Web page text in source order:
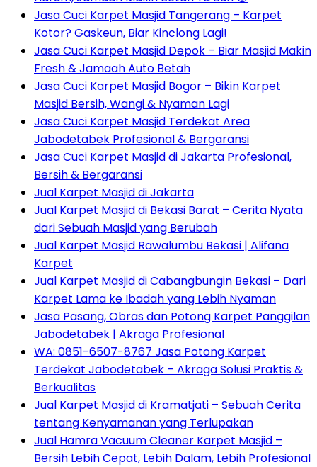
Jasa Cuci Karpet Masjid Tangerang – Karpet
Kotor? Gaskeun, Biar Kinclong Lagi!
Jasa Cuci Karpet Masjid Depok – Biar Masjid Makin
Fresh & Jamaah Auto Betah
Jasa Cuci Karpet Masjid Bogor – Bikin Karpet
Masjid Bersih, Wangi & Nyaman Lagi
Jasa Cuci Karpet Masjid Terdekat Area
Jabodetabek Profesional & Bergaransi
Jasa Cuci Karpet Masjid di Jakarta Profesional,
Bersih & Bergaransi
Jual Karpet Masjid di Jakarta
Jual Karpet Masjid di Bekasi Barat – Cerita Nyata
dari Sebuah Masjid yang Berubah
Jual Karpet Masjid Rawalumbu Bekasi | Alifana
Karpet
Jual Karpet Masjid di Cabangbungin Bekasi – Dari
Karpet Lama ke Ibadah yang Lebih Nyaman
Jasa Pasang, Obras dan Potong Karpet Panggilan
Jabodetabek | Akraga Profesional
WA: 0851-6507-8767 Jasa Potong Karpet
Terdekat Jabodetabek – Akraga Solusi Praktis &
Berkualitas
Jual Karpet Masjid di Kramatjati – Sebuah Cerita
tentang Kenyamanan yang Terlupakan
Jual Hamra Vacuum Cleaner Karpet Masjid –
Bersih Lebih Cepat, Lebih Dalam, Lebih Profesional